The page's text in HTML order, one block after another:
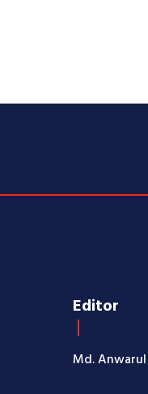
Editor
Md.